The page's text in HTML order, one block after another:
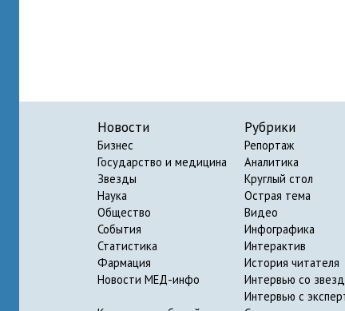
Новости
Бизнес
Государство и медицина
Звезды
Наука
Общество
События
Статистика
Фармация
Новости МЕД-инфо
Рубрики
Репортаж
Аналитика
Круглый стол
Острая тема
Видео
Инфографика
Интерактив
История читателя
Интервью со
Интервью с